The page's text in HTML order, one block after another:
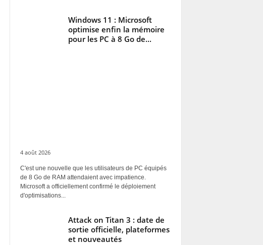
Windows 11 : Microsoft
optimise enfin la mémoire
pour les PC à 8 Go de...
4 août 2026
C'est une nouvelle que les utilisateurs de PC équipés
de 8 Go de RAM attendaient avec impatience.
Microsoft a officiellement confirmé le déploiement
d'optimisations...
Attack on Titan 3 : date de
sortie officielle, plateformes
et nouveautés